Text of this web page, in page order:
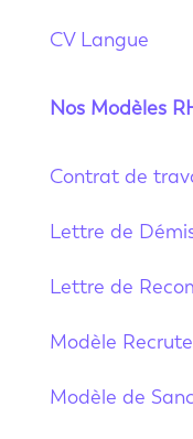
CV Langue
Nos Modèles
Contrat de
Lettre de
Lettre de
Modèle
Modèle de